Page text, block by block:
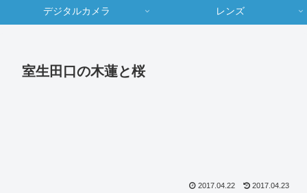
デジタルカメラ レンズ
室生田口の木蓮と桜
2017.04.22 2017.04.23